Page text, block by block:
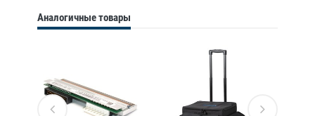
Аналогичные товары